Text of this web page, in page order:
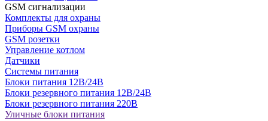
GSM сигнализации
Комплекты для охраны
Приборы GSM охраны
GSM розетки
Управление котлом
Датчики
Системы питания
Блоки питания 12В/24В
Блоки резервного питания 12В/24В
Блоки резервного питания 220В
Уличные блоки питания